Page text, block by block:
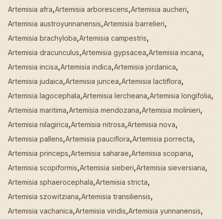
Artemisia afra,Artemisia arborescens,Artemisia aucheri,
Artemisia austroyunnanensis,Artemisia barrelieri,
Artemisia brachyloba,Artemisia campestris,
Artemisia dracunculus,Artemisia gypsacea,Artemisia incana,
Artemisia incisa,Artemisia indica,Artemisia jordanica,
Artemisia judaica,Artemisia juncea,Artemisia lactiflora,
Artemisia lagocephala,Artemisia lercheana,Artemisia longifolia,
Artemisia maritima,Artemisia mendozana,Artemisia molinieri,
Artemisia nilagirica,Artemisia nitrosa,Artemisia nova,
Artemisia pallens,Artemisia pauciflora,Artemisia porrecta,
Artemisia princeps,Artemisia saharae,Artemisia scoparia,
Artemisia scopiformis,Artemisia sieberi,Artemisia sieversiana,
Artemisia sphaerocephala,Artemisia stricta,
Artemisia szowitziana,Artemisia transiliensis,
Artemisia vachanica,Artemisia viridis,Artemisia yunnanensis,